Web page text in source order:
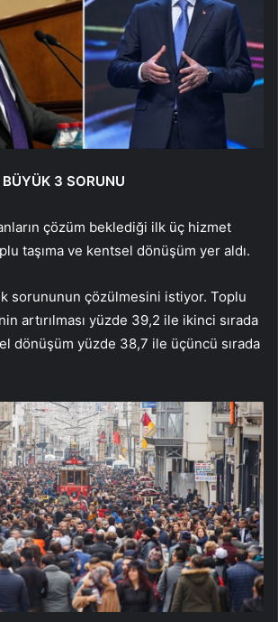
BÜYÜK 3 SORUNU
çözüm beklediği ilk üç hizmet
taşıma ve kentsel dönüşüm yer aldı.
sorununun çözülmesini istiyor. Toplu
artırılması yüzde 39,2 ile ikinci sırada
dönüşüm yüzde 38,7 ile üçüncü sırada